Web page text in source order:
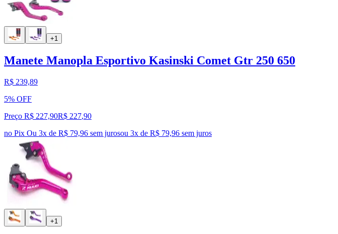
+1
Manete Manopla Esportivo Kasinski Comet Gtr 250 650
R$ 239,89
5% OFF
Preço R$ 227,90R$ 227,90
no Pix Ou 3x de R$ 79,96 sem jurosou 3x de R$ 79,96 sem juros
+1